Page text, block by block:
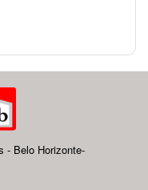
- Belo Horizonte-